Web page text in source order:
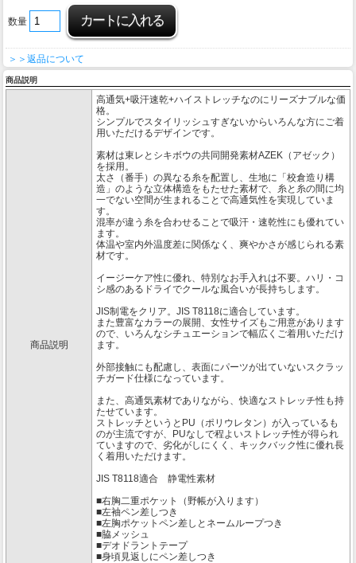
数量
＞＞返品について
商品説明
商品説明
高通気+吸汗速乾+ハイストレッチなのにリーズナブルな価
格。
シンプルでスタイリッシュすぎないからいろんな方にご着
用いただけるデザインです。
素材は東レとシキボウの共同開発素材AZEK（アゼック）
を採用。
太さ（番手）の異なる糸を配置し、生地に「校倉造り構
造」のような立体構造をもたせた素材で、糸と糸の間に均
一でない空間が生まれることで高通気性を実現していま
す。
混率が違う糸を合わせることで吸汗・速乾性にも優れてい
ます。
体温や室内外温度差に関係なく、爽やかさが感じられる素
材です。
イージーケア性に優れ、特別なお手入れは不要。ハリ・コ
シ感のあるドライでクールな風合いが長持ちします。
JIS制電をクリア。JIS T8118に適合しています。
また豊富なカラーの展開、女性サイズもご用意があります
ので、いろんなシチュエーションで幅広くご着用いただけ
ます。
外部接触にも配慮し、表面にパーツが出ていないスクラッ
チガード仕様になっています。
また、高通気素材でありながら、快適なストレッチ性も持
たせています。
ストレッチというとPU（ポリウレタン）が入っているも
のが主流ですが、PUなしで程よいストレッチ性が得られ
ていますので、劣化がしにくく、キックバック性に優れ長
く着用いただけます。
JIS T8118適合 静電性素材
■右胸二重ポケット（野帳が入ります）
■左袖ペン差しつき
■左胸ポケットペン差しとネームループつき
■脇メッシュ
■デオドラントテープ
■身頃見返しにペン差しつき